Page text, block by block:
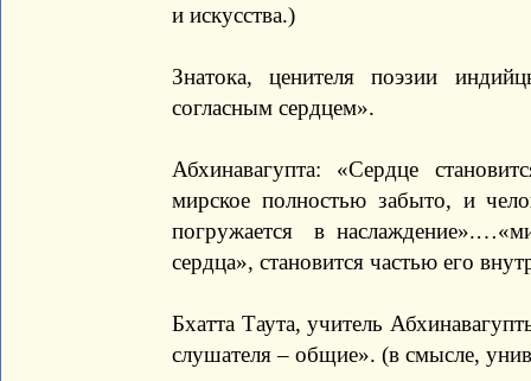
и искусства.)
Знатока, ценителя поэзии
согласным сердцем».
Абхинавагупта: «Сердце
мирское полностью забыто, и
погружается в
сердца», становится частью его
Бхатта Таута, учитель
слушателя – общие». (в смысле,